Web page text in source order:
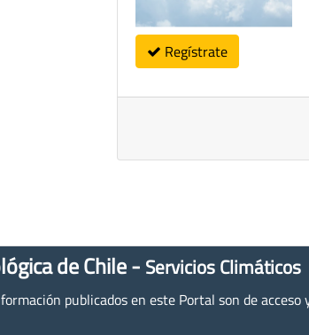
Regístrate
de Chile - Servicios Climáticos
publicados en este Portal son de